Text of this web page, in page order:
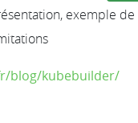
exemple de
blog/kubebuilder/